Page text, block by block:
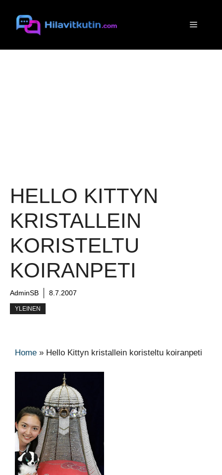
sisältöön
Valikko
HELLO KITTYN
KRISTALLEIN
KORISTELTU
KOIRANPETI
AdminSB 8.7.2007
YLEINEN
Home » Hello Kittyn kristallein koristeltu koiranpeti